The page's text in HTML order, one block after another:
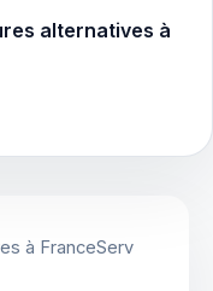
alternatives à
à FranceServ